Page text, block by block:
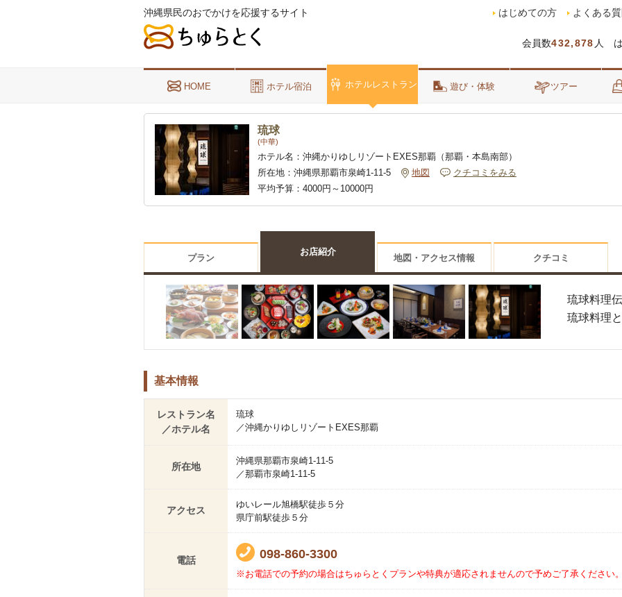
沖縄県民のおでかけを応援するサイト
会員数432,878 人 は
はじめての方 よくある
HOME ホテル宿泊 ホテルレストラン 遊び・体験 ツアー
琉球
(中華)
ホテル名： 沖縄かりゆしリゾートEXES那覇（那覇・本島南部）
所在地： 沖縄県那覇市泉崎1-11-5 地図
クチコミをみる
平均予算： 4000円～10000円
プラン
お店紹介
地図・アクセス情報 クチコミ
琉球料理
琉球料理
基本情報
レストラン名
／ホテル名
琉球
／沖縄かりゆしリゾートEXES那覇
所在地
沖縄県那覇市泉崎1-11-5
／那覇市泉崎1-11-5
アクセス
ゆいレール旭橋駅徒歩５分
県庁前駅徒歩５分
電話 098-860-3300
※お電話での予約の場合はちゅらとくプランや特典が適応されませんので予めご了承ください。